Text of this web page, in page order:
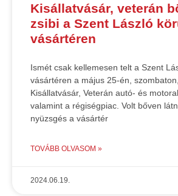
Kisállatvásár, veterán
zsibi a Szent László
vásártéren
Ismét csak kellemesen telt a Szent
vásártéren a május 25-én,
Kisállatvásár, Veterán autó- és
valamint a régiségpiac. Volt bőven
nyüzsgés a vásártér
TOVÁBB OLVASOM »
2024.06.19.